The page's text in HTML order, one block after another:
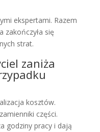
ekspertami. Razem
zakończyła się
strat.
zaniża
kosztów.
części.
godziny pracy i dają